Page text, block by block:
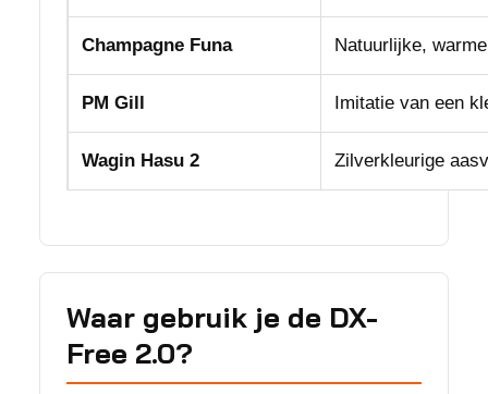
Champagne Funa Natuurlijke,
PM Gill Imitatie van een
Wagin Hasu 2 Zilverkleurige
Waar gebruik je de DX-
Free 2.0?